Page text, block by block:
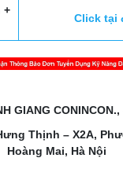
+
Click tại
GIANG CONINCON.,
Thịnh – X2A,
Hoàng Mai, Hà Nội